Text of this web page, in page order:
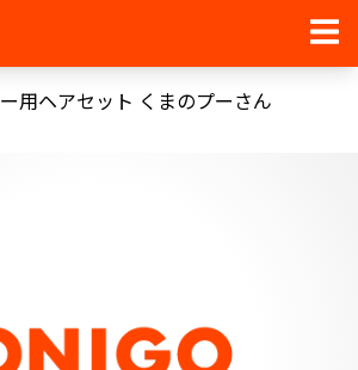
用ヘアセット くまのプーさん